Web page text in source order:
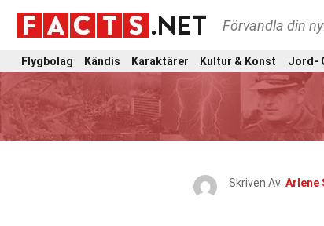
Förvandla din
Flygbolag Kändis Karaktärer Kultur & Konst Jord-
Skriven Av: Arlene